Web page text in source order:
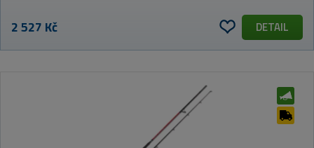
2 527 Kč DETAIL